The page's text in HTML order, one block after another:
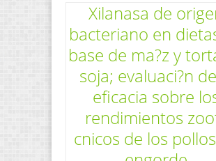
Xilanasa de
bacteriano en
base de ma?z y
soja; evaluaci?n
eficacia sobre
rendimientos
cnicos de los